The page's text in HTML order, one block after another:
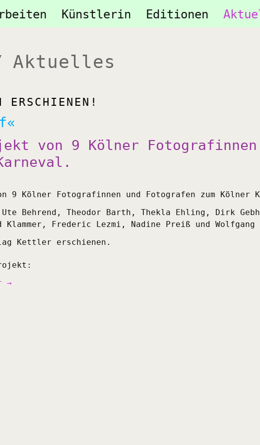
Künstlerin Editionen
Aktuelles
ERSCHIENEN!
von 9 Kölner Fotografinnen
9 Kölner Fotografinnen und Fotografen zum Kölner
Behrend, Theodor Barth, Thekla Ehling, Dirk
Frederic Lezmi, Nadine Preiß und Wolfgang
Kettler erschienen.
→